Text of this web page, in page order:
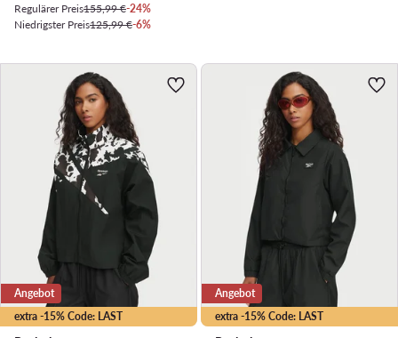
Regulärer Preis155,99 €-24%
Niedrigster Preis125,99 €-6%
extra -15% Code: LAST
Angebot
extra -15% Code: LAST
Angebot